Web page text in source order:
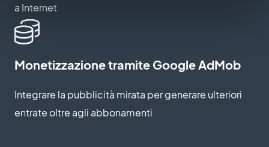
a Internet
Monetizzazione tramite Google AdMob
Integrare la pubblicità mirata per generare ulteriori
entrate oltre agli abbonamenti